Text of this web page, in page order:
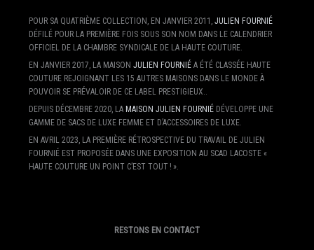
POUR SA QUATRIÈME COLLECTION, EN JANVIER 2011, JULIEN FOURNIÉ
DÉFILÉ POUR LA PREMIÈRE FOIS SOUS SON NOM DANS LE CALENDRIER
OFFICIEL DE LA CHAMBRE SYNDICALE DE LA HAUTE COUTURE.
EN JANVIER 2017, LA MAISON JULIEN FOURNIÉA ÉTÉ CLASSÉE HAUTE
COUTURE REJOIGNANT LES 15 AUTRES MAISONS DANS LE MONDE À
POUVOIR SE PRÉVALOIR DE CE LABEL PRESTIGIEUX..
DEPUIS DÉCEMBRE 2020, LA MAISON JULIEN FOURNIÉDÉVELOPPE UNE
GAMME DE SACS DE LUXE FEMME ET D’ACCESSOIRES DE LUXE.
EN AVRIL 2023, LA PREMIÈRE RÉTROSPECTIVE DU TRAVAIL DE JULIEN
FOURNIÉ EST PROPOSÉE DANS UNE EXPOSITION AU SCAD LACOSTE «
HAUTE COUTURE UN POINT C’EST TOUT ! ».
RESTONS EN CONTACT